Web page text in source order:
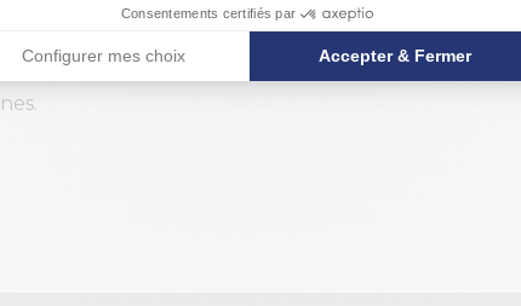
Consentements certifiés par
Configurer mes choix Accepter & Fermer